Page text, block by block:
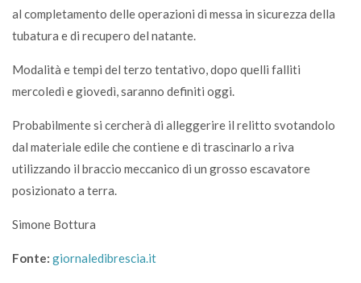
al completamento delle operazioni di messa in sicurezza della
tubatura e di recupero del natante.
Modalità e tempi del terzo tentativo, dopo quelli falliti
mercoledì e giovedì, saranno definiti oggi.
Probabilmente si cercherà di alleggerire il relitto svotandolo
dal materiale edile che contiene e di trascinarlo a riva
utilizzando il braccio meccanico di un grosso escavatore
posizionato a terra.
Simone Bottura
Fonte: giornaledibrescia.it